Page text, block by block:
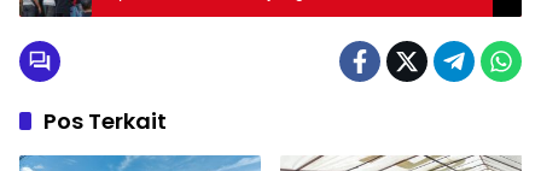
Pos Terkait